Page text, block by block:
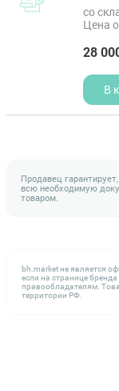
со
Цена
28
В
Продавец
всю необходимую
товаром.
bh.market не является
если на странице
правообладателям.
территории РФ.